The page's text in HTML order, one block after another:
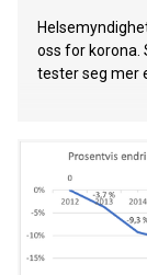
oss for korona.
tester seg mer